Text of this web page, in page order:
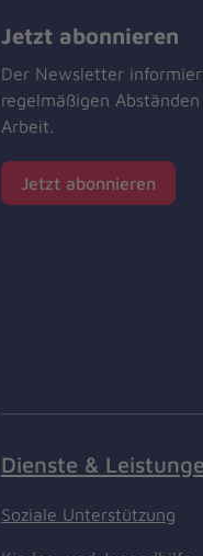
Jetzt abonnieren
Der Newsletter
regelmäßigen
Arbeit.
Jetzt abonnieren
Dienste &
Soziale Unterstützung